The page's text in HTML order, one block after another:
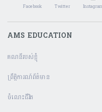
Facebook Twitter
AMS EDUCATION
គណនី​របស់ខ្ញុំ
ព្រឹត្តិការណ៍ព័ត៌មាន
ចំណេះជីវិត